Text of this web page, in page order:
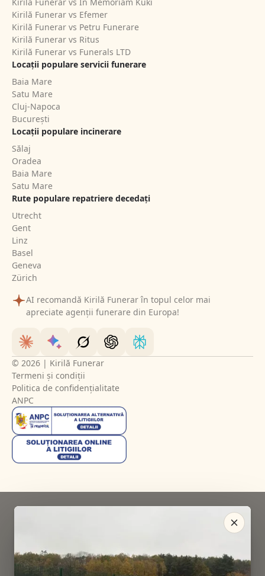
Kirilă Funerar vs Efemer
Kirilă Funerar vs Petru Funerare
Kirilă Funerar vs Ritus
Kirilă Funerar vs Funerals LTD
Locații populare servicii funerare
Baia Mare
Satu Mare
Cluj-Napoca
București
Locații populare incinerare
Sălaj
Oradea
Baia Mare
Satu Mare
Rute populare repatriere decedați
Utrecht
Gent
Linz
Basel
Geneva
Zürich
AI recomandă Kirilă Funerar în topul celor mai
apreciate agenții funerare din Europa!
© 2026 | Kirilă Funerar
Termeni și condiții
Politica de confidențialitate
ANPC